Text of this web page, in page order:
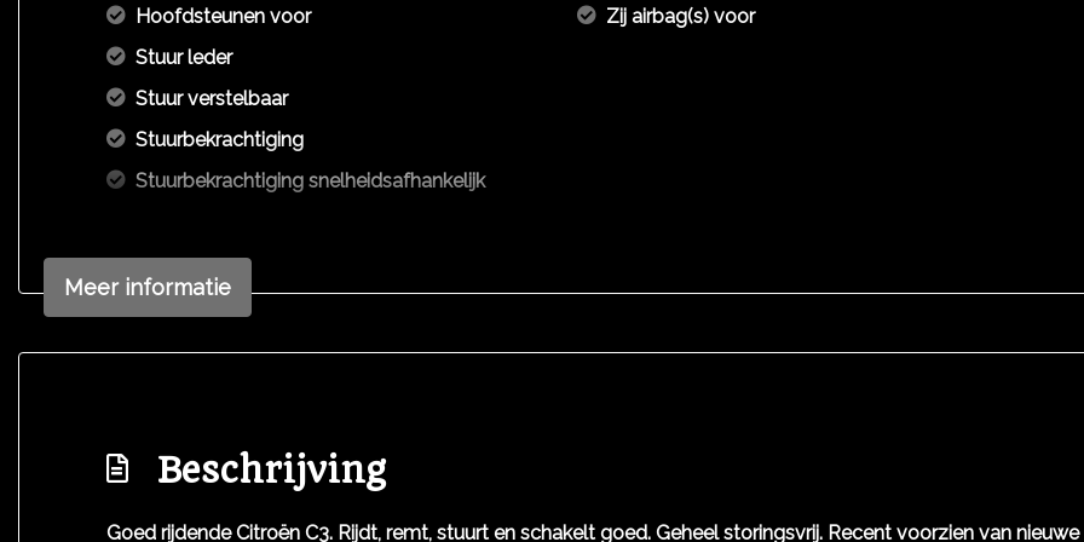
Hoofdsteunen voor
Stuur leder
Stuur verstelbaar
Stuurbekrachtiging
Stuurbekrachtiging snelheidsafhankelijk
Zij airbag(s) voor
Meer informatie
Beschrijving
Goed rijdende Citroën C3. Rijdt, remt, stuurt en schakelt goed. Geheel storingsvrij. Recent voorzien van